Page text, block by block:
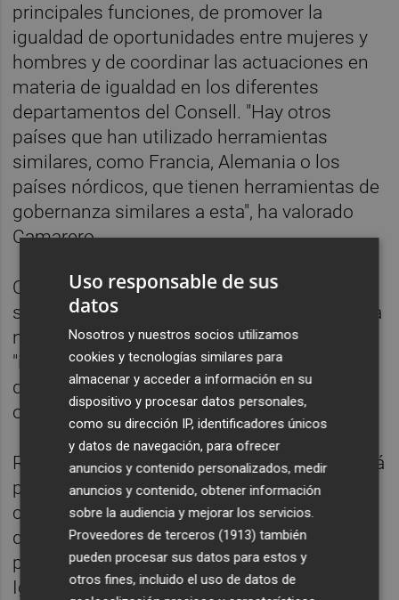
principales funciones, de promover la
igualdad de oportunidades entre mujeres y
hombres y de coordinar las actuaciones en
materia de igualdad en los diferentes
departamentos del Consell. "Hay otros
países que han utilizado herramientas
similares, como Francia, Alemania o los
países nórdicos, que tienen herramientas de
gobernanza similares a esta", ha valorado
Camarero.
Otras de sus funciones consistirá en
supervisar el cumplimiento y desarrollo de la
normativa vigente en igualdad de género e
"identificar y eliminar obstáculos que
dificulten la igualdad de trato y
oportunidades" entre mujeres y hombres.
Respecto a su composición, el órgano estará
presidido por la persona titular de la
conselleria con competencias en igualdad,
que, en la actualidad, es la Vicepresidencia
primera y Conselleria de Servicios Sociales,
Igualdad y Vivienda. Además, contará con
Uso responsable de sus
datos
Nosotros y nuestros socios utilizamos
cookies y tecnologías similares para
almacenar y acceder a información en su
dispositivo y procesar datos personales,
como su dirección IP, identificadores únicos
y datos de navegación, para ofrecer
anuncios y contenido personalizados, medir
anuncios y contenido, obtener información
sobre la audiencia y mejorar los servicios.
Proveedores de terceros (1913) también
pueden procesar sus datos para estos y
otros fines, incluido el uso de datos de